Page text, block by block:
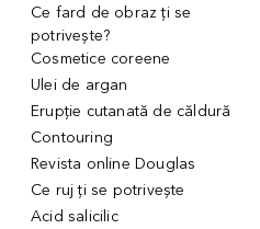
Ce fard de obraz ți se
potrivește?
Cosmetice coreene
Ulei de argan
Erupție cutanată de căldură
Contouring
Revista online Douglas
Ce ruj ți se potrivește
Acid salicilic